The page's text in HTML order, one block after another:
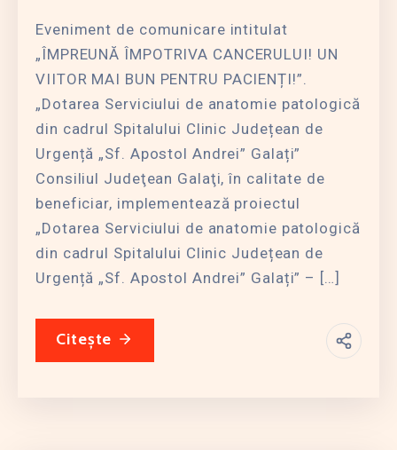
Eveniment de comunicare intitulat
„ÎMPREUNĂ ÎMPOTRIVA CANCERULUI! UN
VIITOR MAI BUN PENTRU PACIENȚI!”.
„Dotarea Serviciului de anatomie patologică
din cadrul Spitalului Clinic Județean de
Urgență „Sf. Apostol Andrei” Galați”
Consiliul Judeţean Galaţi, în calitate de
beneficiar, implementează proiectul
„Dotarea Serviciului de anatomie patologică
din cadrul Spitalului Clinic Județean de
Urgență „Sf. Apostol Andrei” Galați” – […]
Citește